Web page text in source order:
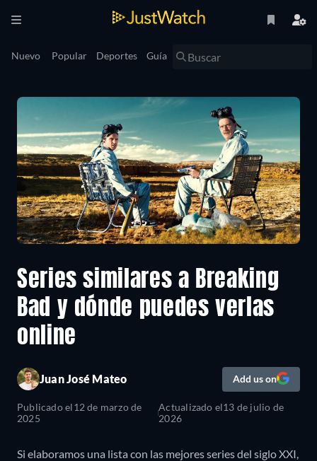
Nuevo Popular Deportes Guía
Series similares a Breaking
Bad y dónde puedes verlas
online
Juan José Mateo Add us on
Publicado el12 de marzo de
2025
Actualizado el13 de julio de
2026
Si elaboramos una lista con las mejores series del siglo XXI,